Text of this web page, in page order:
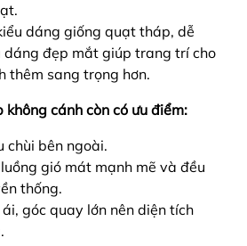
dáng giống quạt tháp, dễ
dáng đẹp mắt giúp trang trí cho
thêm sang trọng hơn.
cánh còn có ưu điểm:
chùi bên ngoài.
gió mát mạnh mẽ và đều
thống.
góc quay lớn nên diện tích